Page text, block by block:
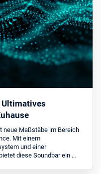
Ultimatives
neue Maßstäbe im Bereich
Mit einem
und einer
diese Soundbar ein …